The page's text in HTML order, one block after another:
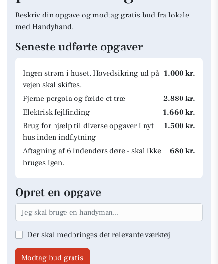
Beskriv din opgave og modtag gratis bud fra lokale
med Handyhand.
Seneste udførte opgaver
Ingen strøm i huset. Hovedsikring ud på
vejen skal skiftes.
1.000 kr.
Fjerne pergola og fælde et træ
2.880 kr.
Elektrisk fejlfinding
1.660 kr.
Brug for hjælp til diverse opgaver i nyt
hus inden indflytning
1.500 kr.
Aftagning af 6 indendørs døre - skal ikke
bruges igen.
680 kr.
Opret en opgave
Der skal medbringes det relevante værktøj
Modtag bud gratis